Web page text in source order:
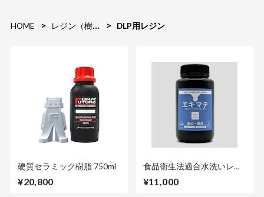
HOME レジン（樹脂）関連 DLP用レジン
硬質セラミック樹脂 750ml
¥20,800
食品衛生法適合水洗いレジ
¥11,000